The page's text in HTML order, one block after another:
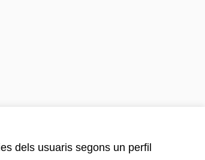
dels usuaris segons un perfil